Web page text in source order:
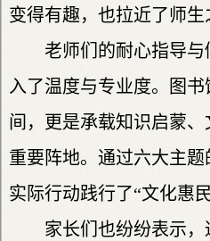
变得有趣，也拉近了师生
老师们的耐心指导
入了温度与专业度。图
间，更是承载知识启蒙
重要阵地。通过六大主
实际行动践行了“文化惠
家长们也纷纷表示